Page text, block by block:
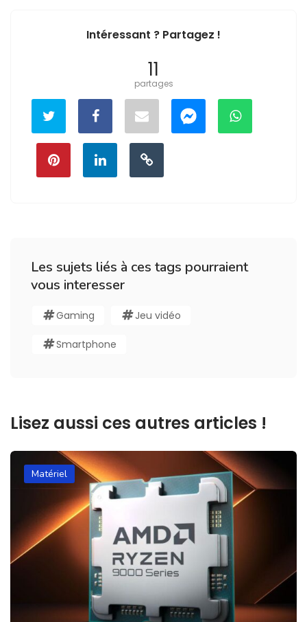
Intéressant ? Partagez !
11
partages
Les sujets liés à ces tags pourraient
vous interesser
Gaming Jeu vidéo
Smartphone
Lisez aussi ces autres articles !
Matériel